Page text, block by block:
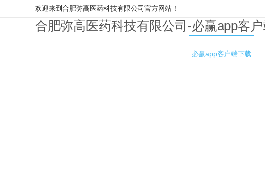
欢迎来到合肥弥高医药科技有限公司官方网站！
合肥弥高医药科技有限公司-必赢app客
必赢app客户端下载